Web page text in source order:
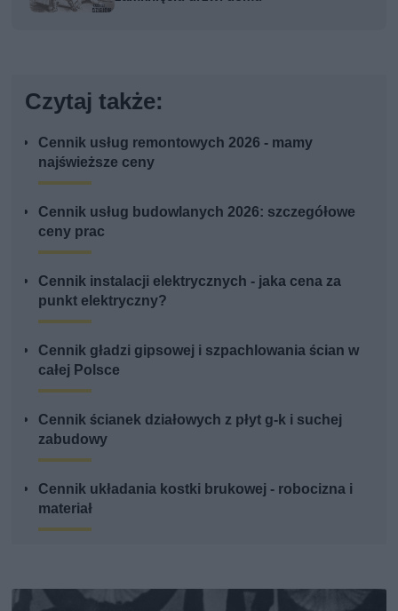
Czytaj także:
Cennik usług remontowych 2026 - mamy
najświeższe ceny
Cennik usług budowlanych 2026: szczegółowe
ceny prac
Cennik instalacji elektrycznych - jaka cena za
punkt elektryczny?
Cennik gładzi gipsowej i szpachlowania ścian w
całej Polsce
Cennik ścianek działowych z płyt g-k i suchej
zabudowy
Cennik układania kostki brukowej - robocizna i
materiał